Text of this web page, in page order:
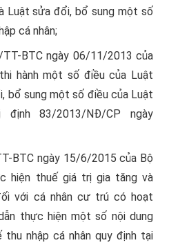
Luật sửa đổi, bổ sung một số
cá nhân;
BTC ngày 06/11/2013 của
hành một số điều của Luật
bổ sung một số điều của Luật
83/2013/NĐ/CP ngày
BTC ngày 15/6/2015 của Bộ
hiện thuế giá trị gia tăng và
với cá nhân cư trú có hoạt
thực hiện một số nội dung
nhập cá nhân quy định tại